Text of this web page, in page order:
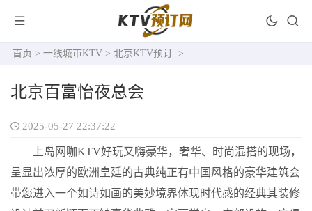
首页 > 一线城市KTV > 北京KTV预订 >
北京百富怡夜总会
2025-05-27 22:37:22
上岛网咖KTV好玩又嗨豪华，奢华、时尚混搭的现场，
呈显出浓厚的欧洲皇廷的古典纯正有中国风格的豪华建筑会
带您进入一个如诗如画的美妙境界体现时代感的经典其装修